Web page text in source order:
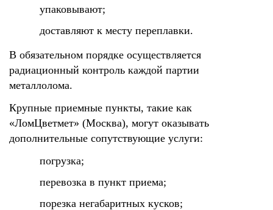
упаковывают;
доставляют к месту переплавки.
В обязательном порядке осуществляется
радиационный контроль каждой партии
металлолома.
Крупные приемные пункты, такие как
«ЛомЦветмет» (Москва), могут оказывать
дополнительные сопутствующие услуги:
погрузка;
перевозка в пункт приема;
порезка негабаритных кусков;